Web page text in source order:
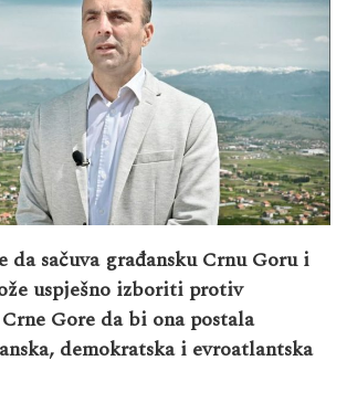
da sačuva građansku Crnu Goru i
uspješno izboriti protiv
Gore da bi ona postala
demokratska i evroatlantska